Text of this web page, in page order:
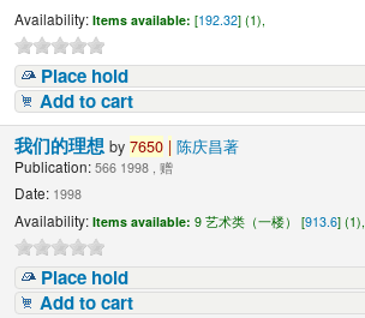
Availability: Items available: [192.32] (1),
Place hold
Add to cart
我们的理想by7650 | 陈庆昌著
Publication: 566 1998 , 赠
Date: 1998
Availability: Items available: 9 艺术类（一楼） [913.6] (1),
Place hold
Add to cart